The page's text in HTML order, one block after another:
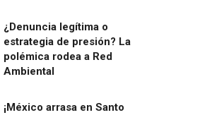
¿Denuncia legítima o
estrategia de presión? La
polémica rodea a Red
Ambiental
¡México arrasa en Santo